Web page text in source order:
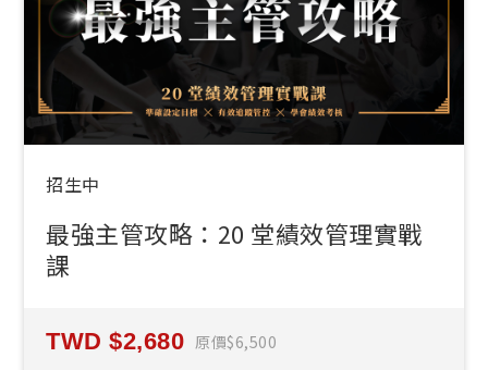
招生中
最強主管攻略：20 堂績效管理實戰
課
2,680 原價 6,500